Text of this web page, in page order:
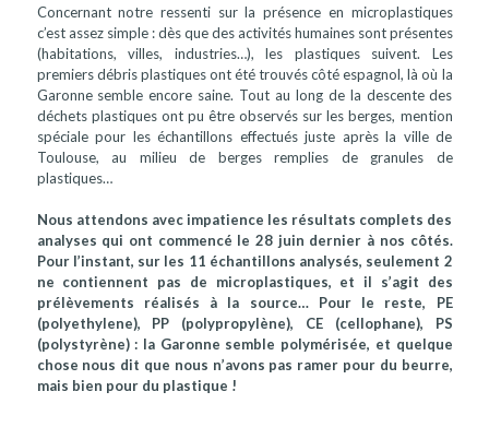
Concernant notre ressenti sur la présence en microplastiques
c’est assez simple : dès que des activités humaines sont présentes
(habitations, villes, industries…), les plastiques suivent. Les
premiers débris plastiques ont été trouvés côté espagnol, là où la
Garonne semble encore saine. Tout au long de la descente des
déchets plastiques ont pu être observés sur les berges, mention
spéciale pour les échantillons effectués juste après la ville de
Toulouse, au milieu de berges remplies de granules de
plastiques…
Nous attendons avec impatience les résultats complets des
analyses qui ont commencé le 28 juin dernier à nos côtés.
Pour l’instant, sur les 11 échantillons analysés, seulement 2
ne contiennent pas de microplastiques, et il s’agit des
prélèvements réalisés à la source… Pour le reste, PE
(polyethylene), PP (polypropylène), CE (cellophane), PS
(polystyrène) : la Garonne semble polymérisée, et quelque
chose nous dit que nous n’avons pas ramer pour du beurre,
mais bien pour du plastique !